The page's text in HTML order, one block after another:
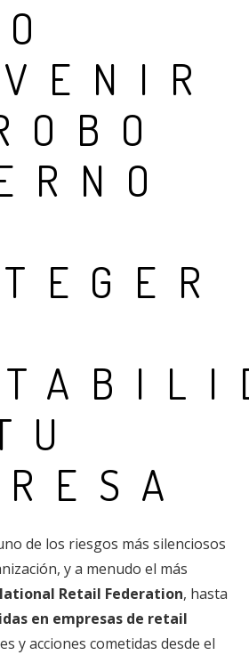
de los riesgos más silenciosos
y a menudo el más
Retail Federation, hasta
en empresas de retail
y acciones cometidas desde el